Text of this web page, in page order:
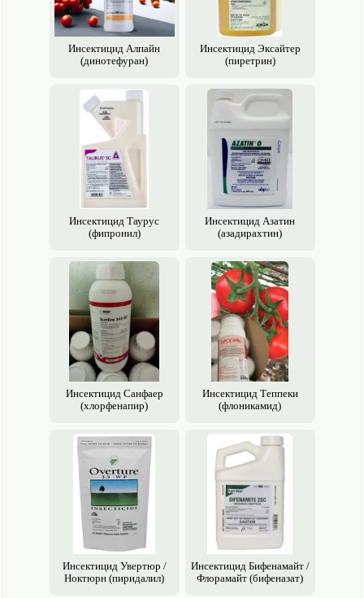
Инсектицид Алпайн
(динотефуран)
Инсектицид Эксайтер
(пиретрин)
Инсектицид Таурус
(фипронил)
Инсектицид Азатин
(азадирахтин)
Инсектицид Санфаер
(хлорфенапир)
Инсектицид Теппеки
(флоникамид)
Инсектицид Увертюр /
Ноктюрн (пиридалил)
Инсектицид Бифенамайт /
Флорамайт (бифеназат)